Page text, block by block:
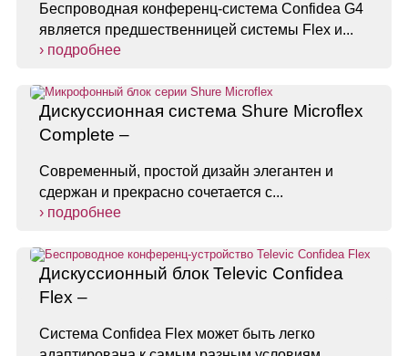
Беспроводная конференц-система Confidea G4
является предшественницей системы Flex и...
› подробнее
Дискуссионная система Shure Microflex
Complete –
Современный, простой дизайн элегантен и
сдержан и прекрасно сочетается с...
› подробнее
Дискуссионный блок Televic Confidea
Flex –
Система Confidea Flex может быть легко